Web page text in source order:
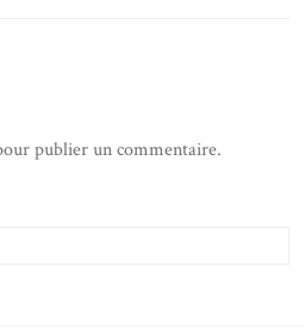
publier un commentaire.